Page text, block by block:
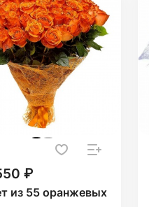
₽
из 55 оранжевых